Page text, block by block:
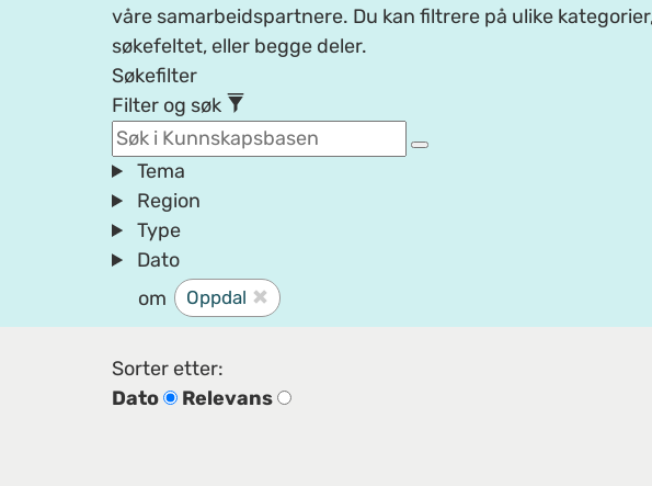
våre samarbeidspartnere. Du kan filtrere på ulike
søkefeltet, eller begge deler.
Søkefilter
Filter og søk
Tema
Region
Type
Dato
om
Oppdal
Sorter etter:
Dato
Relevans